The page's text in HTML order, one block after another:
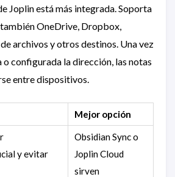
Joplin está más integrada. Soporta
OneDrive, Dropbox,
archivos y otros destinos. Una vez
o configurada la dirección, las notas
entre dispositivos.
Mejor opción
y evitar
Obsidian Sync o
Joplin Cloud
sirven